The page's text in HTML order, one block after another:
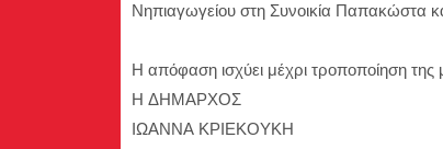
Νηπιαγωγείου στη Συνοικία Παπακώστα
Η απόφαση ισχύει μέχρι τροποποίηση
Η ΔΗΜΑΡΧΟΣ
ΙΩΑΝΝΑ ΚΡΙΕΚΟΥΚΗ